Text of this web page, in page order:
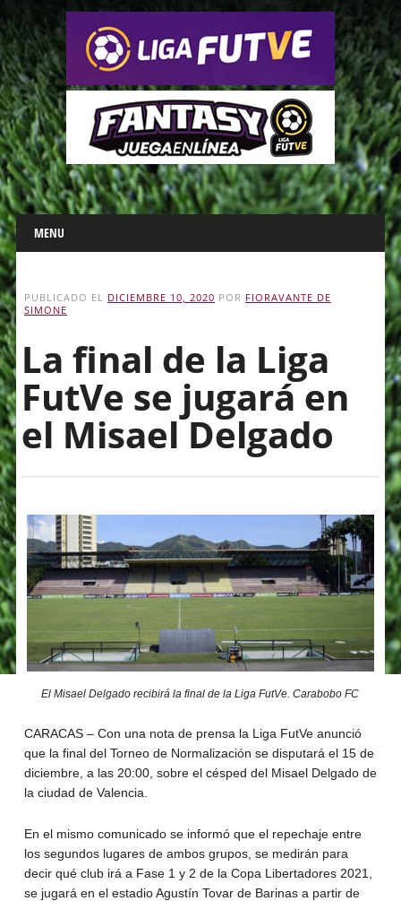
Main menu
Skip
to
content
MENU
PUBLICADO EL DICIEMBRE 10, 2020 POR FIORAVANTE DE
SIMONE
La final de la Liga
FutVe se jugará en
el Misael Delgado
El Misael Delgado recibirá la final de la Liga FutVe. Carabobo FC
CARACAS – Con una nota de prensa la Liga FutVe anunció
que la final del Torneo de Normalización se disputará el 15 de
diciembre, a las 20:00, sobre el césped del Misael Delgado de
la ciudad de Valencia.
En el mismo comunicado se informó que el repechaje entre
los segundos lugares de ambos grupos, se medirán para
decir qué club irá a Fase 1 y 2 de la Copa Libertadores 2021,
se jugará en el estadio Agustín Tovar de Barinas a partir de